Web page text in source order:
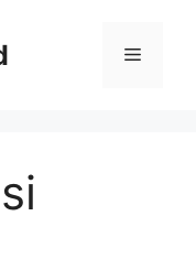
Menu